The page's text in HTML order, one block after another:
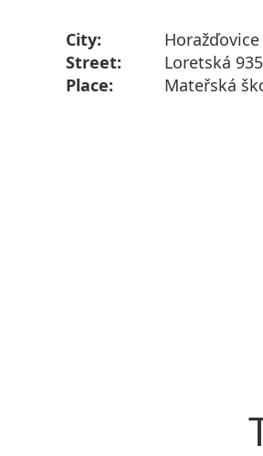
City:
Horažďovice
Street:
Loretská 935
Place:
Mateřská